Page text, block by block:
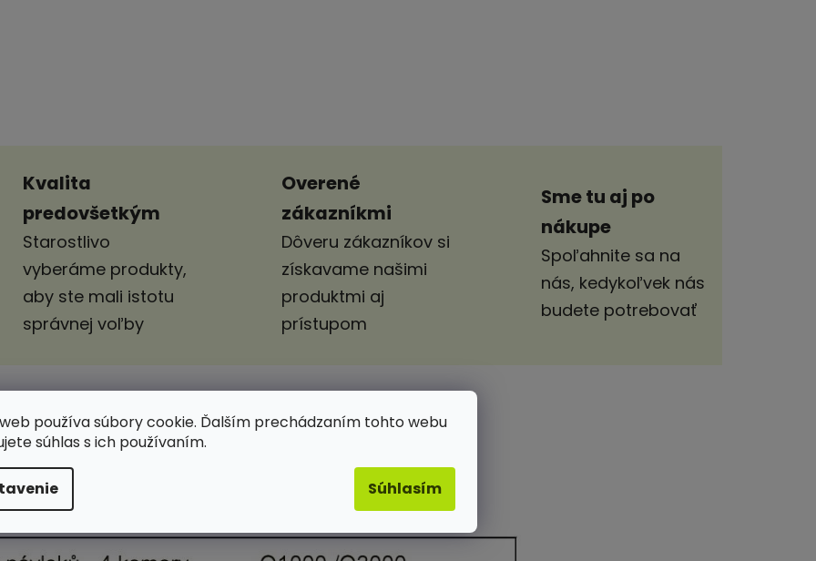
používa súbory cookie. Ďalším prechádzaním tohto webu
súhlas s ich používaním.
Súhlasím
Kvalita
predovšetkým
Starostlivo
vyberáme produkty,
aby ste mali istotu
správnej voľby
Overené
zákazníkmi
Dôveru zákazníkov si
získavame našimi
produktmi aj
prístupom
Sme tu aj po
nákupe
Spoľahnite sa na
nás, kedykoľvek nás
budete potrebovať
Popis Hodnotenie